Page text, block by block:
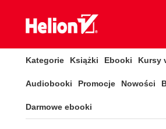
Kategorie Książki Ebooki Kursy
Audiobooki Promocje Nowości
Darmowe ebooki